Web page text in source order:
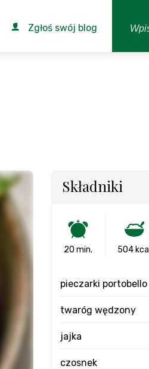
Zgłoś swój blog
Składniki
20 min. 504 kcal
pieczarki portobello
twaróg wędzony
jajka
czosnek